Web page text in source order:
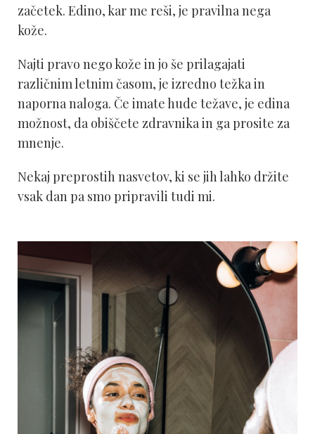
začetek. Edino, kar me reši, je pravilna nega
kože.
Najti pravo nego kože in jo še prilagajati
različnim letnim časom, je izredno težka in
naporna naloga. Če imate hude težave, je edina
možnost, da obiščete zdravnika in ga prosite za
mnenje.
Nekaj preprostih nasvetov, ki se jih lahko držite
vsak dan pa smo pripravili tudi mi.